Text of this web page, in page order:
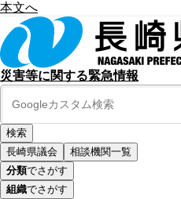
本文へ
災害等に関する緊急情報
長崎県議会
相談機関一覧
分類でさがす
組織でさがす